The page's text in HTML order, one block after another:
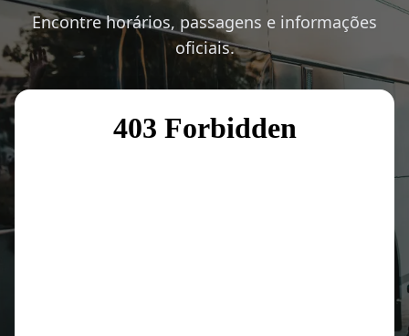
Encontre horários, passagens e informações
oficiais.